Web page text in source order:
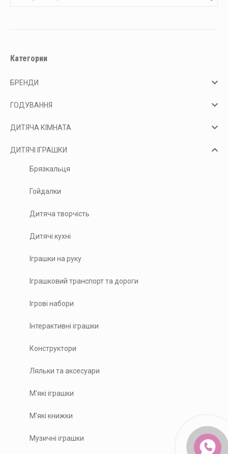
Категории
БРЕНДИ
ГОДУВАННЯ
ДИТЯЧА КІМНАТА
ДИТЯЧІ ІГРАШКИ
Брязкальця
Гойдалки
Дитяча творчість
Дитячі кухні
Іграшки на руку
Іграшковий транспорт та дороги
Ігрові набори
Інтерактивні іграшки
Конструктори
Ляльки та аксесуари
М'які іграшки
М'які книжки
Музичні іграшки